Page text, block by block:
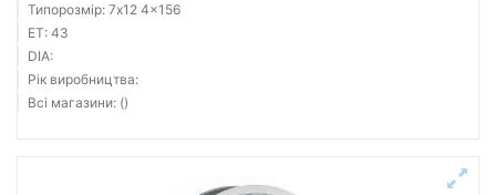
Типорозмір: 7x12 4x156
ET: 43
DIA:
Рік виробництва:
Всі магазини: ()
Тип диска